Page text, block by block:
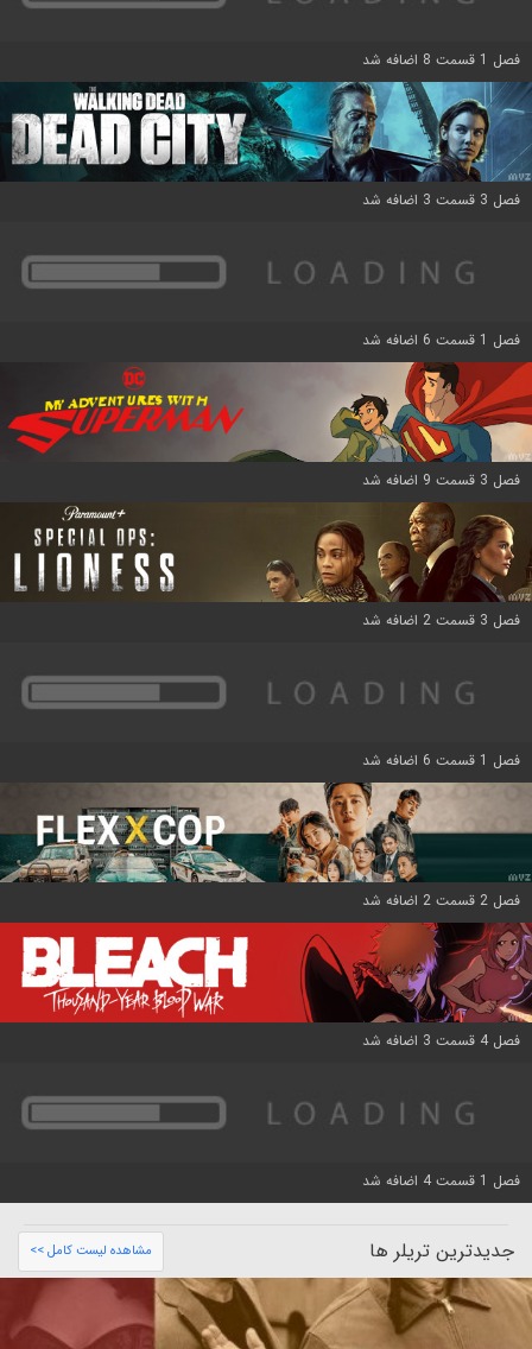
فصل 1 قسمت 8 اضافه شد
فصل 3 قسمت 3 اضافه شد
فصل 1 قسمت 6 اضافه شد
فصل 3 قسمت 9 اضافه شد
فصل 3 قسمت 2 اضافه شد
فصل 1 قسمت 6 اضافه شد
فصل 2 قسمت 2 اضافه شد
فصل 4 قسمت 3 اضافه شد
فصل 1 قسمت 4 اضافه شد
جدیدترین تریلر ها مشاهده لیست کامل >>